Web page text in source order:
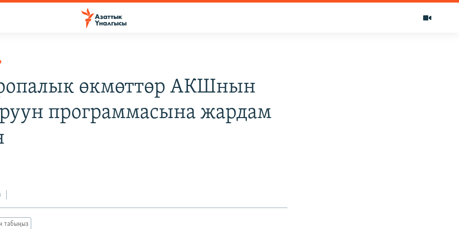
өкмөттөр АКШнын
программасына жардам
табыңыз